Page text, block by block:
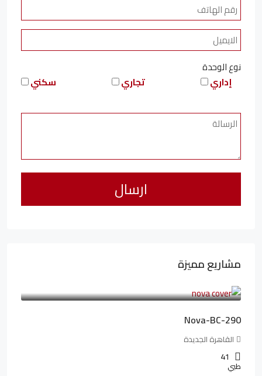
نوع الوحدة
سكني
تجاري إداري
مشاريع مميزة
6,323,076LE
Nova-BC-290
القاهرة الجديدة
41
طبي